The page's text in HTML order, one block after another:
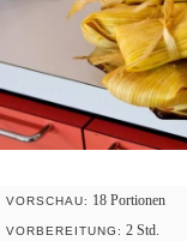
VOR­SCHAU: 18 Por­tio­nen
VOR­BE­REI­TUNG: 2 Std.